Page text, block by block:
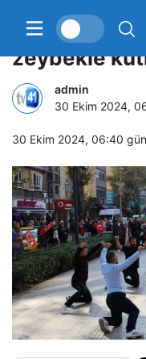
zeybekle
admin
30 Ekim 2024,
30 Ekim 2024, 06:40